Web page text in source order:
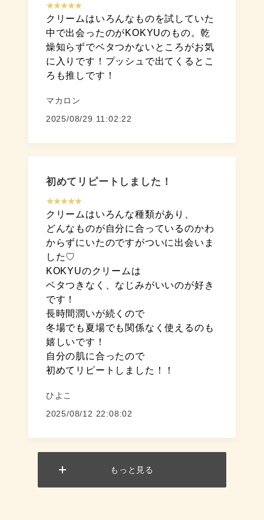
★★★★★
クリームはいろんなものを試していた
中で出会ったのがKOKYUのもの。乾
燥知らずでベタつかないところがお気
に入りです！プッシュで出てくるとこ
ろも推しです！
マカロン
2025/08/29 11:02:22
初めてリピートしました！
★★★★★
クリームはいろんな種類があり、
どんなものが自分に合っているのかわ
からずにいたのですがついに出会いま
した♡
KOKYUのクリームは
ベタつきなく、なじみがいいのが好き
です！
長時間潤いが続くので
冬場でも夏場でも関係なく使えるのも
嬉しいです！
自分の肌に合ったので
初めてリピートしました！！
ひよこ
2025/08/12 22:08:02
もっと見る